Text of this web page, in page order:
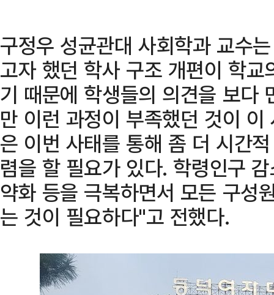
구정우 성균관대 사회학과 교수
고자 했던 학사 구조 개편이 학
기 때문에 학생들의 의견을 보다
만 이런 과정이 부족했던 것이
은 이번 사태를 통해 좀 더 시간
렴을 할 필요가 있다. 학령인구
약화 등을 극복하면서 모든 구성
는 것이 필요하다"고 전했다.